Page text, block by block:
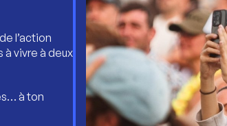
l’action
vivre à deux
à ton